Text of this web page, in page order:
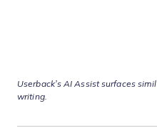
Userback’s AI Assist surfaces
writing.